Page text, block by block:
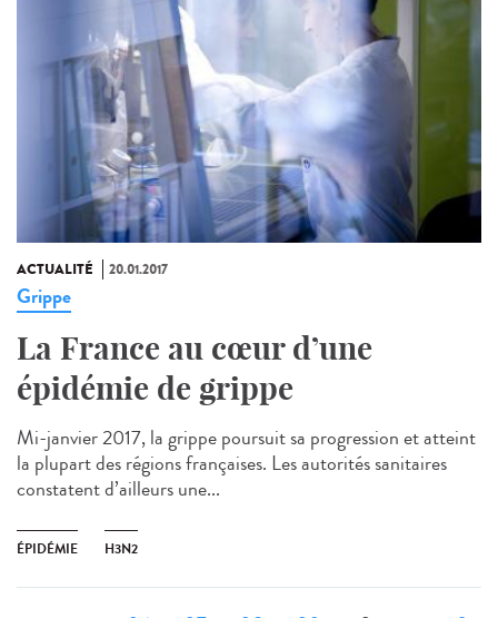
ACTUALITÉ 20.01.2017
Grippe
La France au cœur d’une
épidémie de grippe
Mi-janvier 2017, la grippe poursuit sa progression et atteint
la plupart des régions françaises. Les autorités sanitaires
constatent d’ailleurs une...
ÉPIDÉMIE H3N2